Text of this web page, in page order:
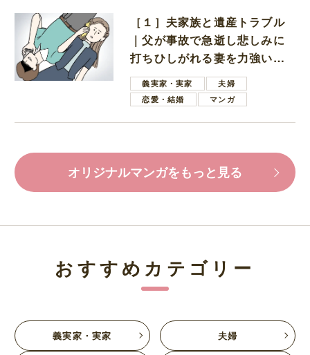
［１］夫家族と遺産トラブル
｜父が事故で急逝し悲しみに
打ちひしがれる妻を力強い言
葉で励ます夫
義実家・実家
夫婦
恋愛・結婚
マンガ
オリジナルマンガをもっと見る
おすすめカテゴリー
義実家・実家 夫婦